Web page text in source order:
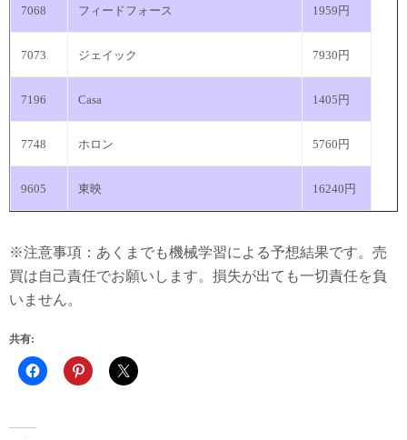
7068 フィードフォース 1959円
7073 ジェイック 7930円
7196 Casa 1405円
7748 ホロン 5760円
9605 東映 16240円
※注意事項：あくまでも機械学習による予想結果です。売
買は自己責任でお願いします。損失が出ても一切責任を負
いません。
共有: